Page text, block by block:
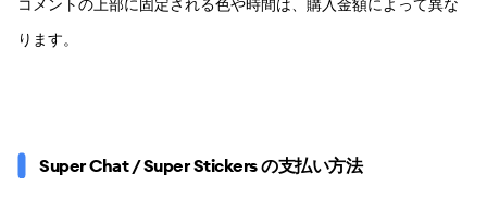
コメントの上部に固定される色や時間は、購入金額によって異な
ります。
Super Chat / Super Stickers の支払い方法